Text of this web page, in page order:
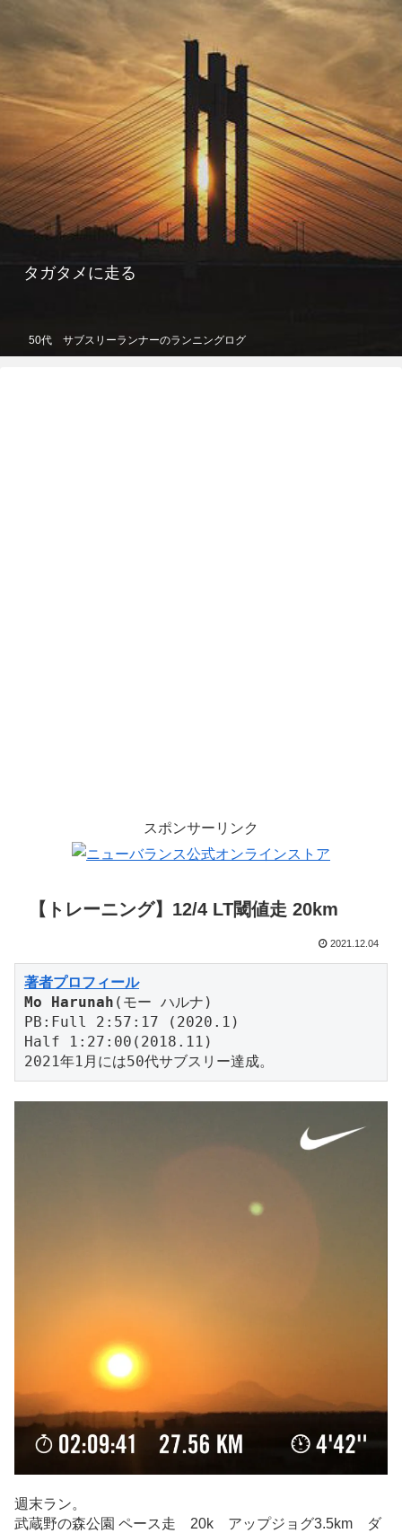
タガタメに走る
50代 サブスリーランナーのランニングログ
スポンサーリンク
【トレーニング】12/4 LT閾値走 20km
2021.12.04
著者プロフィール
Mo Harunah (モー ハルナ)
PB:Full 2:57:17 (2020.1)
Half 1:27:00(2018.11)
2021年1月には50代サブスリー達成。
週末ラン。
武蔵野の森公園 ペース走 20k アップジョグ3.5km ダ